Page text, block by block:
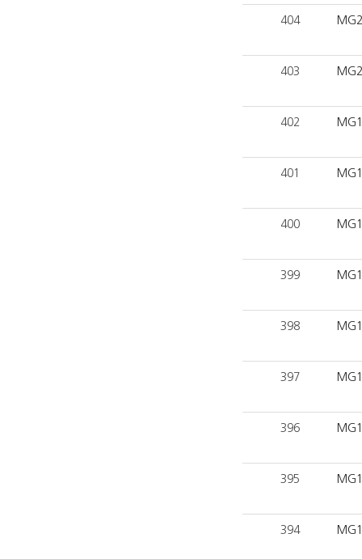
404
403
402
401
400
399
398
397
396
395
394